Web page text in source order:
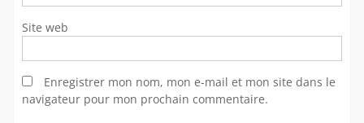
Site web
Enregistrer mon nom, mon e-mail et mon site dans le
navigateur pour mon prochain commentaire.